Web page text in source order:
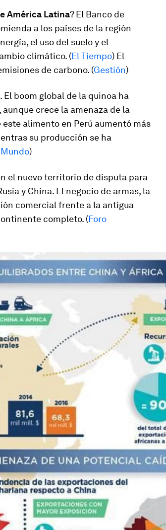
América Latina? El Banco de
a los países de la región
el uso del suelo y el
climático. (El Tiempo) El
de carbono. (Gestión)
. El boom global de la quinoa ha
crece la amenaza de la
alimento en Perú aumentó más
su producción se ha
)
el nuevo territorio de disputa para
y China. El negocio de armas, la
comercial frente a la antigua
completo. (Foro